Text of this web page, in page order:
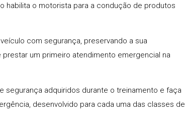
habilita o motorista para a condução de produtos
com segurança, preservando a sua
um primeiro atendimento emergencial na
adquiridos durante o treinamento e faça
desenvolvido para cada uma das classes de